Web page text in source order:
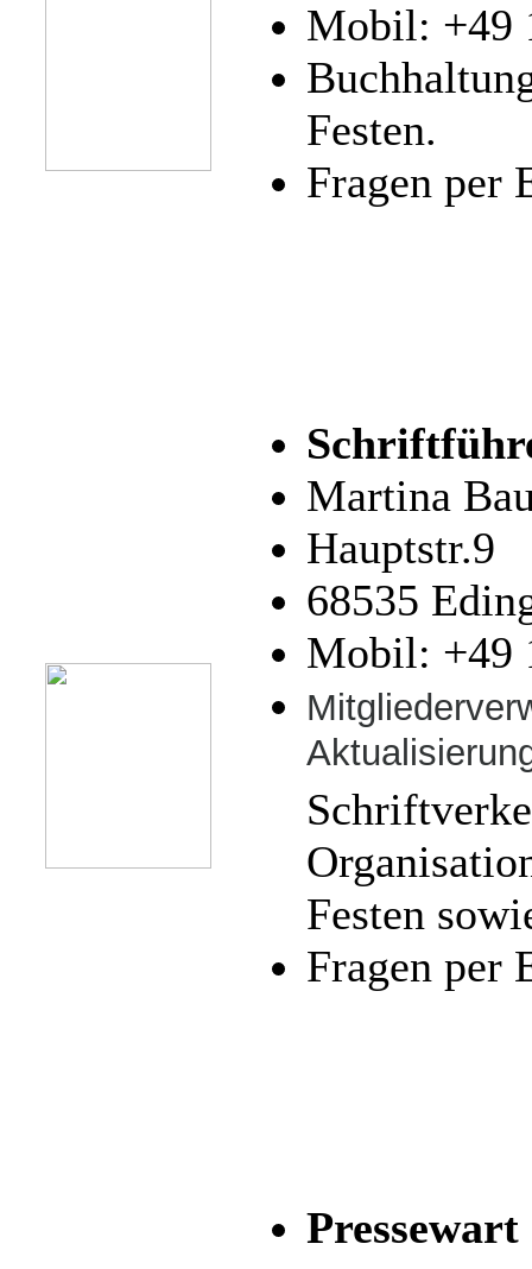
Mobil: +49
Festen.
Fragen
Martina
Hauptstr.9
68535
Mobil: +49
Festen
Fragen
Pressewart